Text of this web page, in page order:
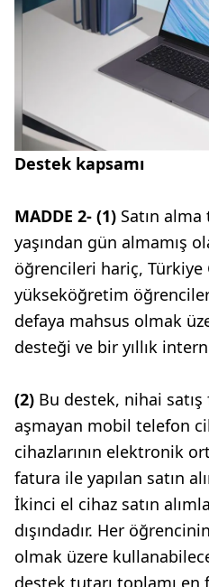
Destek kapsamı
MADDE 2- (1) Satın
yaşından gün almamış
öğrencileri hariç, Türkiye
yükseköğretim
defaya mahsus olmak
desteği ve bir yıllık
(2) Bu destek, nihai satış
aşmayan mobil telefon
cihazlarının elektronik
fatura ile yapılan satın
İkinci el cihaz satın
dışındadır. Her
olmak üzere
destek tutarı toplamı en